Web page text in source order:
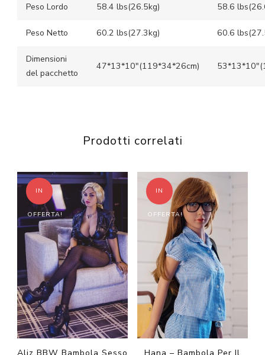
Peso Lordo 58.4 lbs(26.5kg) 58.6
Peso Netto 60.2 lbs(27.3kg) 60.6
Dimensioni
del pacchetto
47*13*10″(119*34*26cm)
Prodotti correlati
IN
OFFERTA!
IN
OFFERTA!